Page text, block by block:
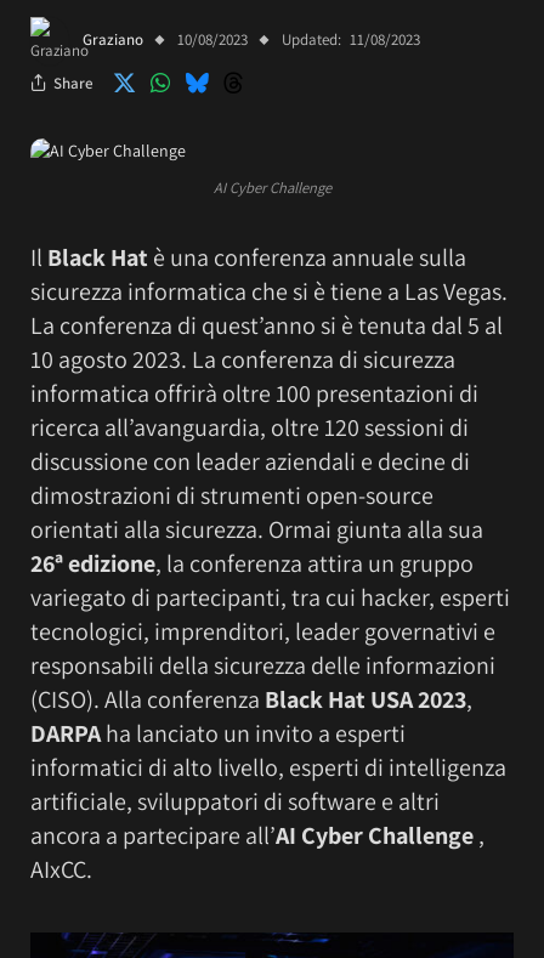
Graziano 10/08/2023 Updated: 11/08/2023
Share
AI Cyber Challenge
Il Black Hat è una conferenza annuale sulla
sicurezza informatica che si è tiene a Las Vegas.
La conferenza di quest’anno si è tenuta dal 5 al
10 agosto 2023. La conferenza di sicurezza
informatica offrirà oltre 100 presentazioni di
ricerca all’avanguardia, oltre 120 sessioni di
discussione con leader aziendali e decine di
dimostrazioni di strumenti open-source
orientati alla sicurezza. Ormai giunta alla sua
26ª edizione, la conferenza attira un gruppo
variegato di partecipanti, tra cui hacker, esperti
tecnologici, imprenditori, leader governativi e
responsabili della sicurezza delle informazioni
(CISO). Alla conferenza Black Hat USA 2023,
DARPAha lanciato un invito a esperti
informatici di alto livello, esperti di intelligenza
artificiale, sviluppatori di software e altri
ancora a partecipare all’AI Cyber Challenge,
AIxCC.